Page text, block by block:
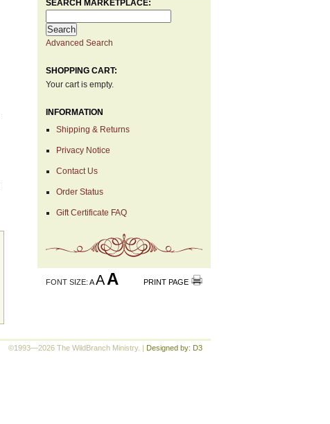
SEARCH MARKETPLACE:
Advanced Search
SHOPPING CART:
Your cart is empty.
INFORMATION
Shipping & Returns
Privacy Notice
Contact Us
Order Status
Gift Certificate FAQ
PRINT PAGE
FONT SIZE: A AA
©1993—2026 The WildBranch Ministry. | Designed by: D3